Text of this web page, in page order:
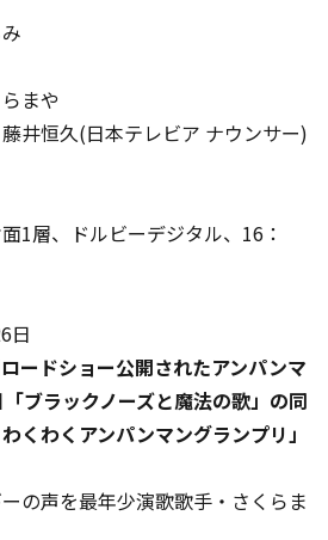
まや
井恒久(日本テレビア ナウンサー)
1層、ドルビーデジタル、16：
日
ードショー公開されたアンパンマ
ブラックノーズと魔法の歌」の同
くわくアンパンマングランプリ」
の声を最年少演歌歌手・さくらま